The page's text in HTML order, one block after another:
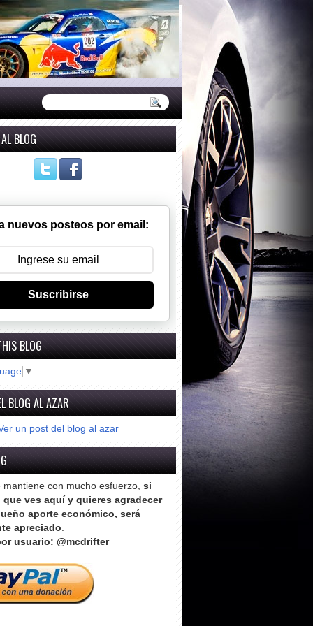
BLOG
nuevos posteos por email:
Suscribirse
BLOG
▼
BLOG AL AZAR
un post del blog al azar
mantiene con mucho esfuerzo, si
ves aquí y quieres agradecer
aporte económico, será
apreciado.
usuario: @mcdrifter